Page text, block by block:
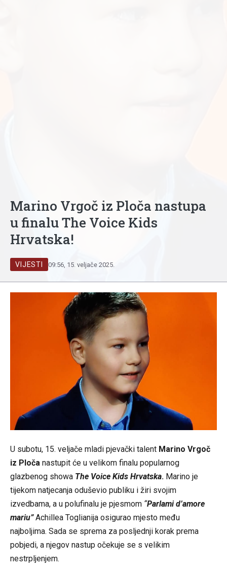
Marino Vrgoč iz Ploča nastupa
u finalu The Voice Kids
Hrvatska!
VIJESTI 09:56, 15. veljače 2025.
U subotu, 15. veljače mladi pjevački talent Marino Vrgoč
iz Ploča nastupit će u velikom finalu popularnog
glazbenog showa The Voice Kids Hrvatska. Marino je
tijekom natjecanja oduševio publiku i žiri svojim
izvedbama, a u polufinalu je pjesmom “Parlami d’amore
mariu” Achillea Toglianija osigurao mjesto među
najboljima. Sada se sprema za posljednji korak prema
pobjedi, a njegov nastup očekuje se s velikim
nestrpljenjem.